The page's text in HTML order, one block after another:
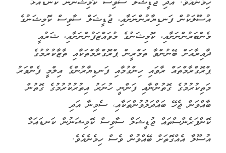
އުސޫލަކުން ފަނޑިޔާރުންނަށާއި، ޖުޑީޝަލް ސާވިސް ކޮމިޝަނުގެ
މެންބަރުންނަށާއި، ކޮމިޝަނުގެ މުވައްޒަފުންނަށާއި، ޝަރުއީ
ދާއިރާއަށް ބޭނުންވާ ތަމްރީން ޕްރޮގްރާމްތަކާއި ތާޒާކުރުމުގެ
ޕްރޮގްރާމްތައް ރާވައި ހިންގުމާއި ފަނޑިޔާރުންގެ އިލްމީ ފެންވަރު
މަތިކުރުމުގެ ގޮތުންނާއި ފަންނީ ހުނަރު އިތުރުކުރުމުގެ ގޮތުން
ބާއްވަން ޖެހޭ ބައްދަލުވުންތަކާއި، ސެމިނާ އަދި
ކޮންފަރެންސްތައް ޖުޑީޝަލް ސާވިސް ކޮމިޝަނުން ކަނޑައަޅާ
އުސޫލާ އެއްގޮތަށް ބޭއްވުން ވެސް ހިމެނެއެވެ.